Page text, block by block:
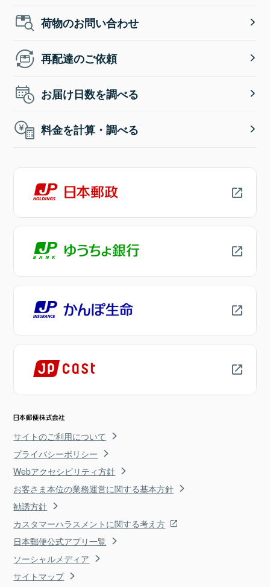
荷物のお問い合わせ
再配達のご依頼
お届け日数を調べる
料金を計算・調べる
サイトのご利用について
プライバシーポリシー
Webアクセシビリティ方針
お客さま本位の業務運営に関する基本方針
勧誘方針
カスタマーハラスメントに関する考え方
日本郵便公式アプリ一覧
ソーシャルメディア
サイトマップ